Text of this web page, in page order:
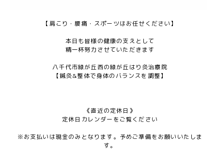
【肩こり・腰痛・スポーツはお任せください】
本日も皆様の健康の支えとして
精一杯努力させていただきます
八千代市緑が丘西の緑が丘はり灸治療院
【鍼灸&整体で身体のバランスを調整】
《直近の定休日》
定休日カレンダーをご覧ください
※お支払いは現金のみとなります。予めご準備をお願いいたしま
す。